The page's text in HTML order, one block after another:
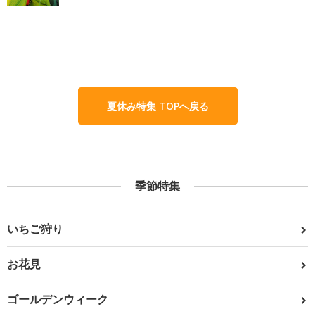
夏休み特集 TOPへ戻る
季節特集
いちご狩り
お花見
ゴールデンウィーク